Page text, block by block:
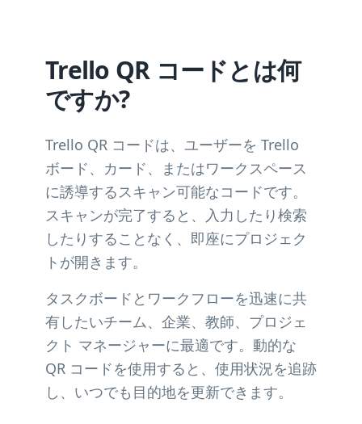
Trello QR コードとは何
ですか?
Trello QR コードは、ユーザーを Trello
ボード、カード、またはワークスペース
に誘導するスキャン可能なコードです。
スキャンが完了すると、入力したり検索
したりすることなく、即座にプロジェク
トが開きます。
タスクボードとワークフローを迅速に共
有したいチーム、企業、教師、プロジェ
クト マネージャーに最適です。動的な
QR コードを使用すると、使用状況を追跡
し、いつでも目的地を更新できます。